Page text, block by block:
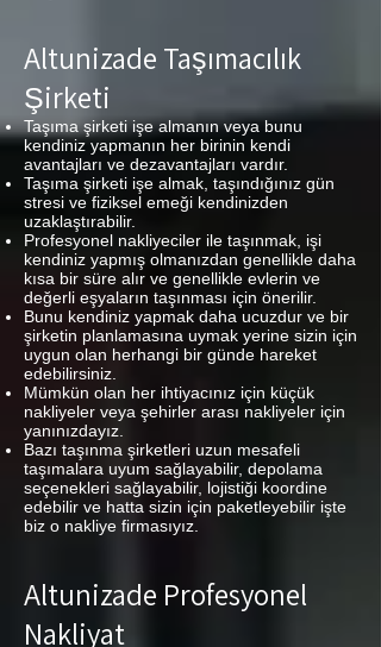
Altunizade Taşımacılık
Şirketi
Taşıma şirketi işe almanın veya bunu
kendiniz yapmanın her birinin kendi
avantajları ve dezavantajları vardır.
Taşıma şirketi işe almak, taşındığınız gün
stresi ve fiziksel emeği kendinizden
uzaklaştırabilir.
Profesyonel nakliyeciler ile taşınmak, işi
kendiniz yapmış olmanızdan genellikle daha
kısa bir süre alır ve genellikle evlerin ve
değerli eşyaların taşınması için önerilir.
Bunu kendiniz yapmak daha ucuzdur ve bir
şirketin planlamasına uymak yerine sizin için
uygun olan herhangi bir günde hareket
edebilirsiniz.
Mümkün olan her ihtiyacınız için küçük
nakliyeler veya şehirler arası nakliyeler için
yanınızdayız.
Bazı taşınma şirketleri uzun mesafeli
taşımalara uyum sağlayabilir, depolama
seçenekleri sağlayabilir, lojistiği koordine
edebilir ve hatta sizin için paketleyebilir işte
biz o nakliye firmasıyız.
Altunizade Profesyonel
Nakliyat